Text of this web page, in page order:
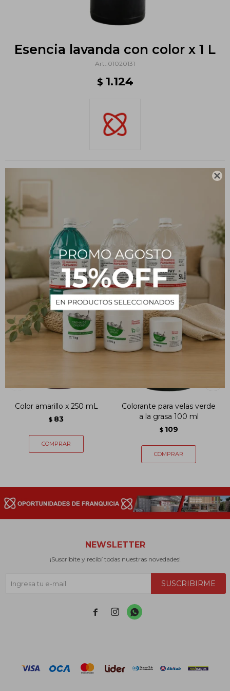

Esencia lavanda con color x 1 L
01020131
$ 1.124
Volumen
PRODUCTOS QUE TE PUEDEN INTERESAR
Color amarillo x 250 mL
$ 83
Colorante para velas verde
a la grasa 100 ml
$ 109
NEWSLETTER
¡Suscribite y recibí todas nuestras novedades!
SUSCRIBIRME
  